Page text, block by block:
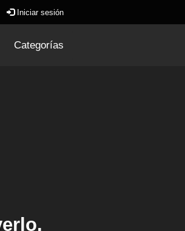
Iniciar sesión
Categorías